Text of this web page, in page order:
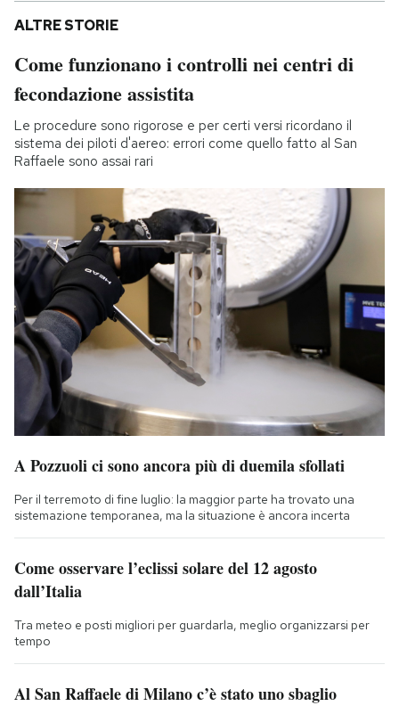
ALTRE STORIE
Come funzionano i controlli nei centri di
fecondazione assistita
Le procedure sono rigorose e per certi versi ricordano il
sistema dei piloti d'aereo: errori come quello fatto al San
Raffaele sono assai rari
A Pozzuoli ci sono ancora più di duemila sfollati
Per il terremoto di fine luglio: la maggior parte ha trovato una
sistemazione temporanea, ma la situazione è ancora incerta
Come osservare l’eclissi solare del 12 agosto
dall’Italia
Tra meteo e posti migliori per guardarla, meglio organizzarsi per
tempo
Al San Raffaele di Milano c’è stato uno sbaglio